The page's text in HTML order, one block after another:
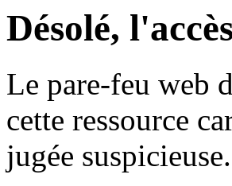
Désolé,
Le pare-feu web
cette ressource
jugée suspicieuse.